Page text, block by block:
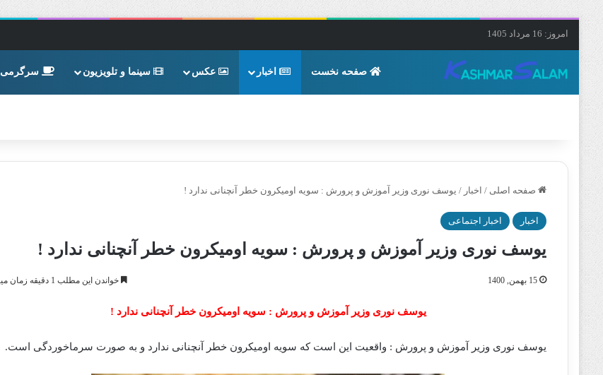
امروز: 16 مرداد 1405
صفحه نخست اخبار عکس سینما و تلویزیون سرگرمی
صفحه اصلی / اخبار / یوسف نوری وزیر آموزش و پرورش : سویه اومیکرون خطر آنچنانی ندارد !
اخبار اخبار اجتماعی
یوسف نوری وزیر آموزش و پرورش : سویه اومیکرون خطر آنچنانی ندارد !
15 بهمن, 1400 خواندن این مطلب 1 دقیقه زمان میبرد
یوسف نوری وزیر آموزش و پرورش : سویه اومیکرون خطر آنچنانی ندارد !
یوسف نوری وزیر آموزش و پرورش : واقعیت این است که سویه اومیکرون خطر آنچنانی ندارد و به صورت سرماخوردگی است.